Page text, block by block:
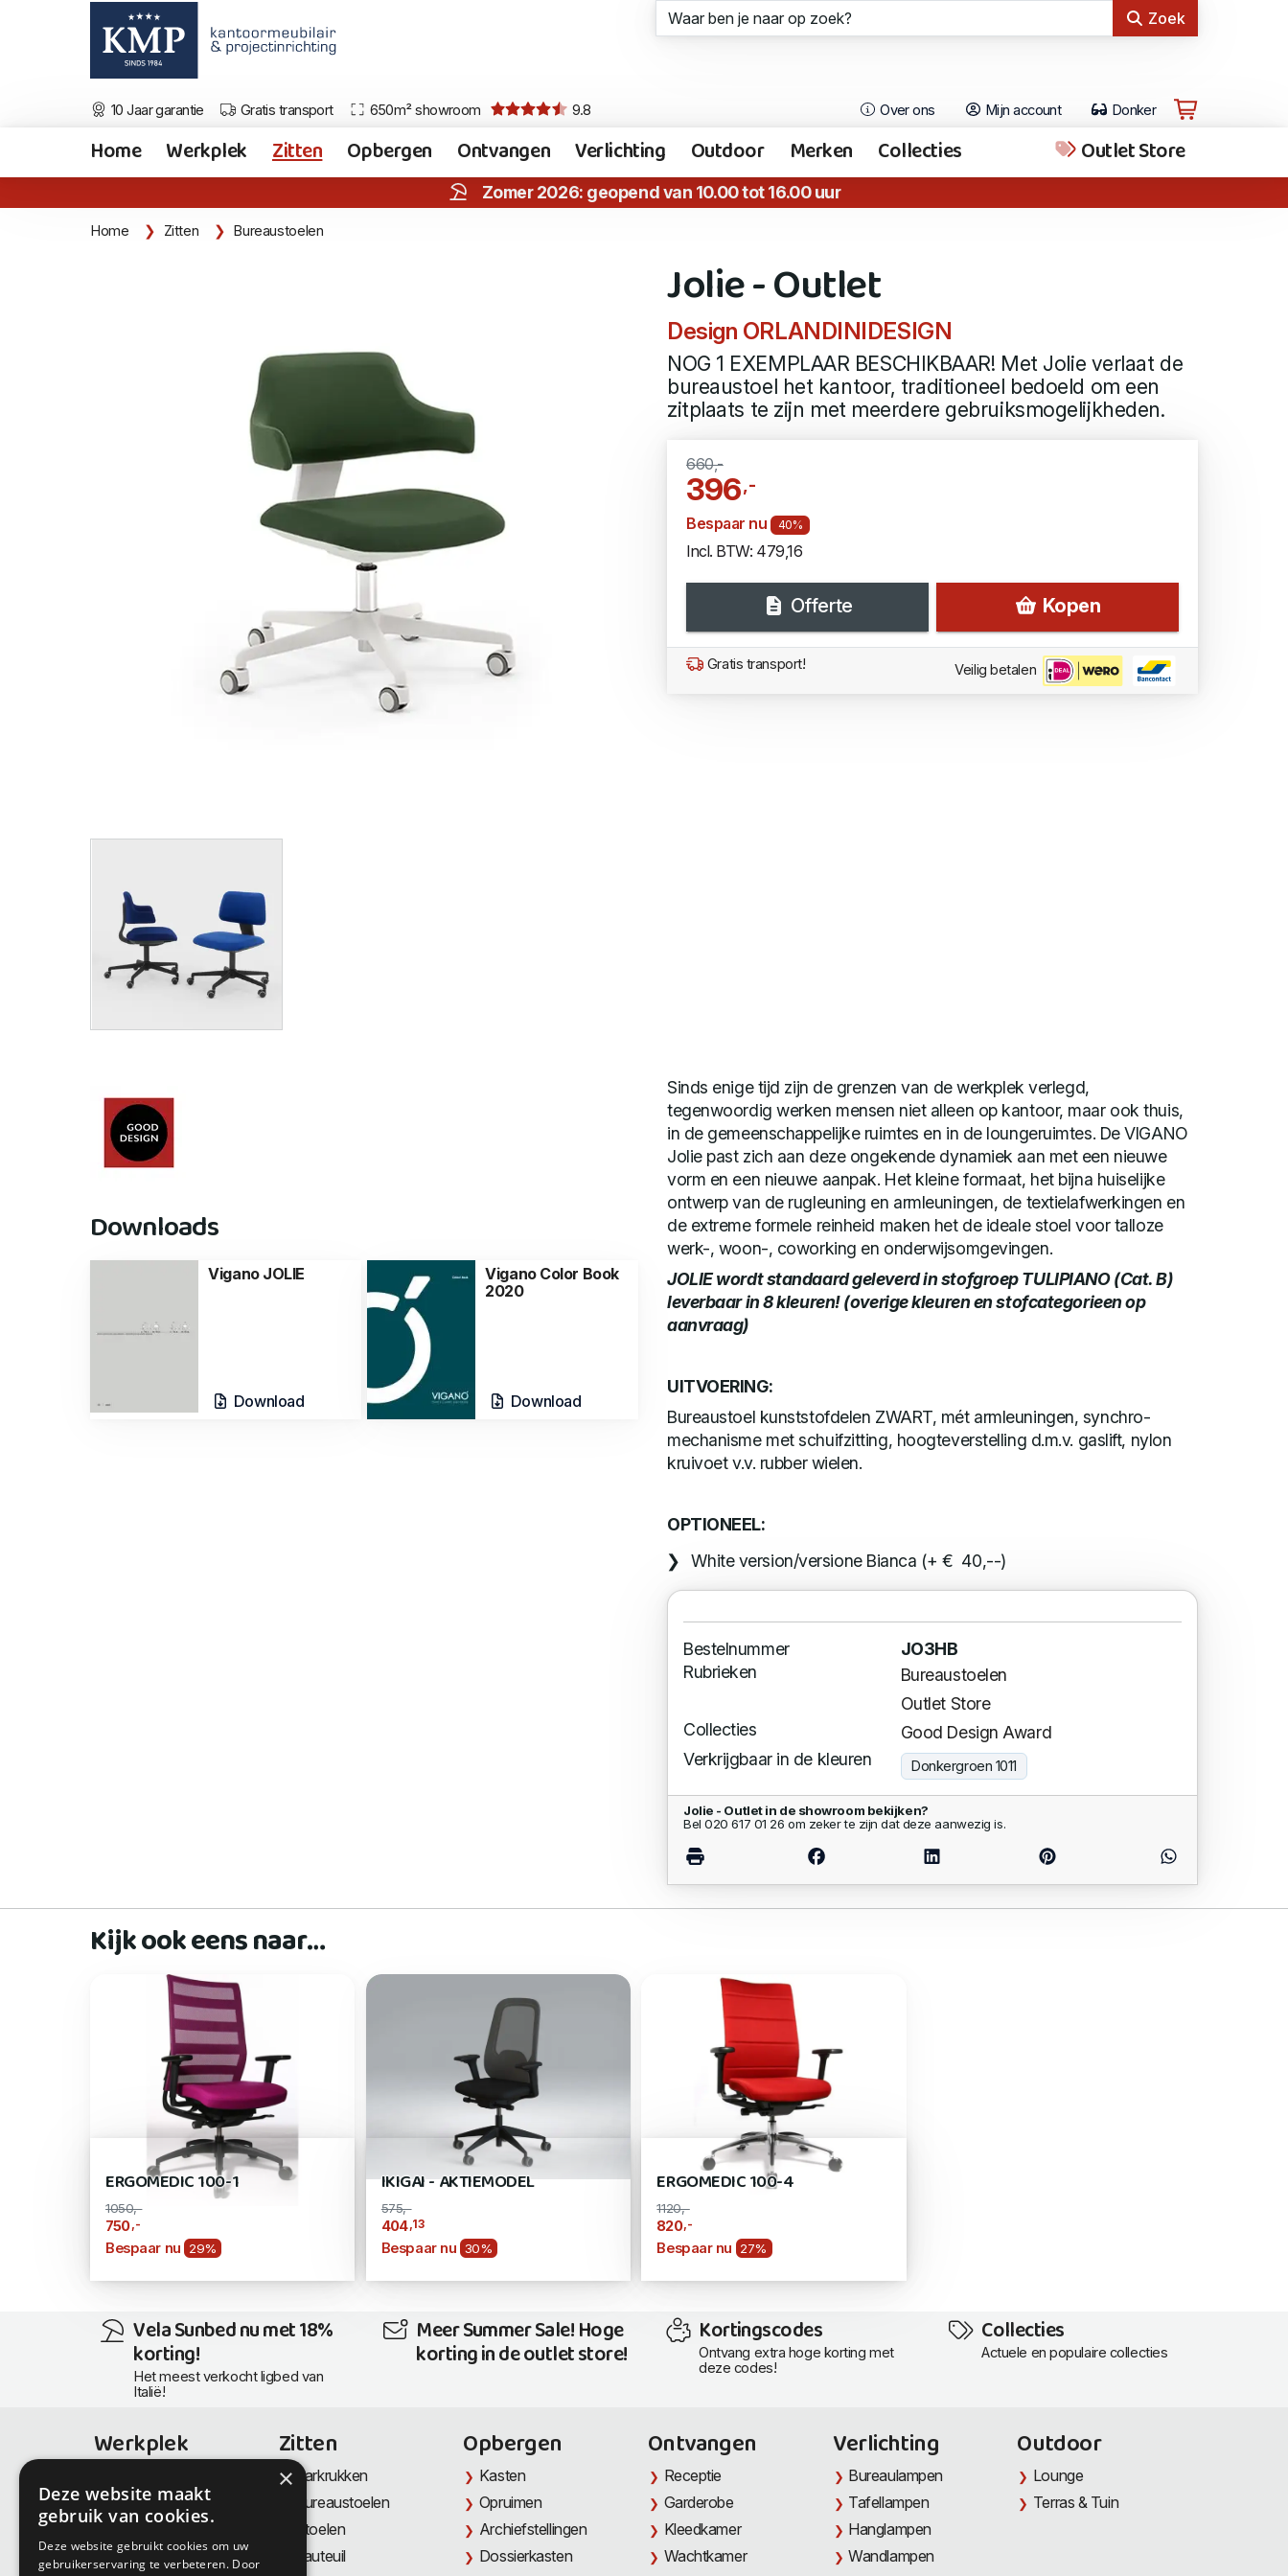
Zoek
10 Jaar garantie Gratis transport 650m² showroom 9.8 Over ons Mijn account Donker
Home Werkplek Zitten Opbergen Ontvangen Verlichting Outdoor Merken Collecties Outlet Store
Zomer 2026: geopend van 10.00 tot 16.00 uur
Home Zitten Bureaustoelen
Jolie - Outlet
Design ORLANDINIDESIGN
NOG 1 EXEMPLAAR BESCHIKBAAR! Met Jolie verlaat de
bureaustoel het kantoor, traditioneel bedoeld om een
zitplaats te zijn met meerdere gebruiksmogelijkheden.
660,-
396,-
Bespaar nu 40%
Incl. BTW: 479,16
Offerte Kopen
Gratis transport! Veilig betalen
Downloads
Vigano JOLIE
Download
Vigano Color Book
2020
Download
Sinds enige tijd zijn de grenzen van de werkplek verlegd,
tegenwoordig werken mensen niet alleen op kantoor, maar ook thuis,
in de gemeenschappelijke ruimtes en in de loungeruimtes. De VIGANO
Jolie past zich aan deze ongekende dynamiek aan met een nieuwe
vorm en een nieuwe aanpak. Het kleine formaat, het bijna huiselijke
ontwerp van de rugleuning en armleuningen, de textielafwerkingen en
de extreme formele reinheid maken het de ideale stoel voor talloze
werk-, woon-, coworking en onderwijsomgevingen.
JOLIE wordt standaard geleverd in stofgroep TULIPIANO (Cat. B)
leverbaar in 8 kleuren! (overige kleuren en stofcategorieen op
aanvraag)
UITVOERING:
Bureaustoel kunststofdelen ZWART, mét armleuningen, synchro-
mechanisme met schuifzitting, hoogteverstelling d.m.v. gaslift, nylon
kruivoet v.v. rubber wielen.
OPTIONEEL:
White version/versione Bianca (+ € 40,--)
Bestelnummer
JO3HB
Rubrieken
Bureaustoelen
Outlet Store
Collecties
Good Design Award
Verkrijgbaar in de kleuren
Donkergroen 1011
Jolie - Outlet in de showroom bekijken?
Bel 020 617 01 26 om zeker te zijn dat deze aanwezig is.
Kijk ook eens naar…
ERGOMEDIC 100-1
1050,-
750,-
Bespaar nu 29%
IKIGAI - AKTIEMODEL
575,-
404 ,13
Bespaar nu 30%
ERGOMEDIC 100-4
1120,-
820,-
Bespaar nu 27%
Vela Sunbed nu met 18%
korting!
Het meest verkocht ligbed van
Italië!
Meer Summer Sale! Hoge
korting in de outlet store!
Kortingscodes
Ontvang extra hoge korting met
deze codes!
Collecties
Actuele en populaire collecties
Werkplek
Thuiswerkplek
Zit-Sta bureaus
Directiemeubilair
Zitten
Barkrukken
Bureaustoelen
Stoelen
Fauteuil
Opbergen
Kasten
Opruimen
Archiefstellingen
Dossierkasten
Ontvangen
Receptie
Garderobe
Kleedkamer
Wachtkamer
Verlichting
Bureaulampen
Tafellampen
Hanglampen
Wandlampen
Outdoor
Lounge
Terras & Tuin
×
Deze website maakt
gebruik van cookies.
Deze website gebruikt cookies om uw
gebruikerservaring te verbeteren. Door